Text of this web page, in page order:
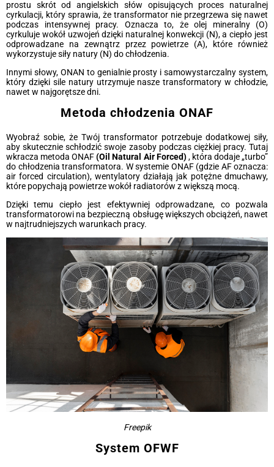
prostu skrót od angielskich słów opisujących proces naturalnej
cyrkulacji, który sprawia, że transformator nie przegrzewa się nawet
podczas intensywnej pracy. Oznacza to, że olej mineralny (O)
cyrkuluje wokół uzwojeń dzięki naturalnej konwekcji (N), a ciepło jest
odprowadzane na zewnątrz przez powietrze (A), które również
wykorzystuje siły natury (N) do chłodzenia.
Innymi słowy, ONAN to genialnie prosty i samowystarczalny system,
który dzięki sile natury utrzymuje nasze transformatory w chłodzie,
nawet w najgorętsze dni.
Metoda chłodzenia ONAF
Wyobraź sobie, że Twój transformator potrzebuje dodatkowej siły,
aby skutecznie schłodzić swoje zasoby podczas ciężkiej pracy. Tutaj
wkracza metoda ONAF(Oil Natural Air Forced), która dodaje „turbo”
do chłodzenia transformatora. W systemie ONAF (gdzie AF oznacza:
air forced circulation), wentylatory działają jak potężne dmuchawy,
które popychają powietrze wokół radiatorów z większą mocą.
Dzięki temu ciepło jest efektywniej odprowadzane, co pozwala
transformatorowi na bezpieczną obsługę większych obciążeń, nawet
w najtrudniejszych warunkach pracy.
Freepik
System OFWF